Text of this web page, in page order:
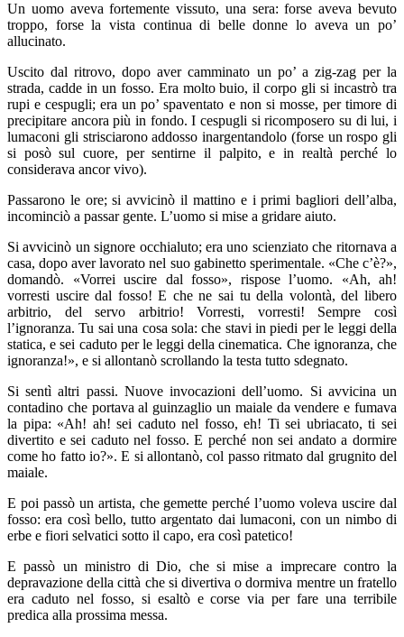
Un uomo aveva fortemente vissuto, una sera: forse aveva bevuto
troppo, forse la vista continua di belle donne lo aveva un po’
allucinato.
Uscito dal ritrovo, dopo aver camminato un po’ a zig-zag per la
strada, cadde in un fosso. Era molto buio, il corpo gli si incastrò tra
rupi e cespugli; era un po’ spaventato e non si mosse, per timore di
precipitare ancora più in fondo. I cespugli si ricomposero su di lui, i
lumaconi gli strisciarono addosso inargentandolo (forse un rospo gli
si posò sul cuore, per sentirne il palpito, e in realtà perché lo
considerava ancor vivo).
Passarono le ore; si avvicinò il mattino e i primi bagliori dell’alba,
incominciò a passar gente. L’uomo si mise a gridare aiuto.
Si avvicinò un signore occhialuto; era uno scienziato che ritornava a
casa, dopo aver lavorato nel suo gabinetto sperimentale. «Che c’è?»,
domandò. «Vorrei uscire dal fosso», rispose l’uomo. «Ah, ah!
vorresti uscire dal fosso! E che ne sai tu della volontà, del libero
arbitrio, del servo arbitrio! Vorresti, vorresti! Sempre così
l’ignoranza. Tu sai una cosa sola: che stavi in piedi per le leggi della
statica, e sei caduto per le leggi della cinematica. Che ignoranza, che
ignoranza!», e si allontanò scrollando la testa tutto sdegnato.
Si sentì altri passi. Nuove invocazioni dell’uomo. Si avvicina un
contadino che portava al guinzaglio un maiale da vendere e fumava
la pipa: «Ah! ah! sei caduto nel fosso, eh! Ti sei ubriacato, ti sei
divertito e sei caduto nel fosso. E perché non sei andato a dormire
come ho fatto io?». E si allontanò, col passo ritmato dal grugnito del
maiale.
E poi passò un artista, che gemette perché l’uomo voleva uscire dal
fosso: era così bello, tutto argentato dai lumaconi, con un nimbo di
erbe e fiori selvatici sotto il capo, era così patetico!
E passò un ministro di Dio, che si mise a imprecare contro la
depravazione della città che si divertiva o dormiva mentre un fratello
era caduto nel fosso, si esaltò e corse via per fare una terribile
predica alla prossima messa.